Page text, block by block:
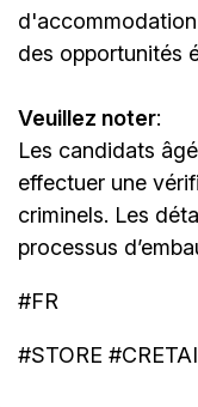
des opportunités
Veuillez noter:
Les candidats
effectuer une
criminels. Les
processus
#FR
#STORE